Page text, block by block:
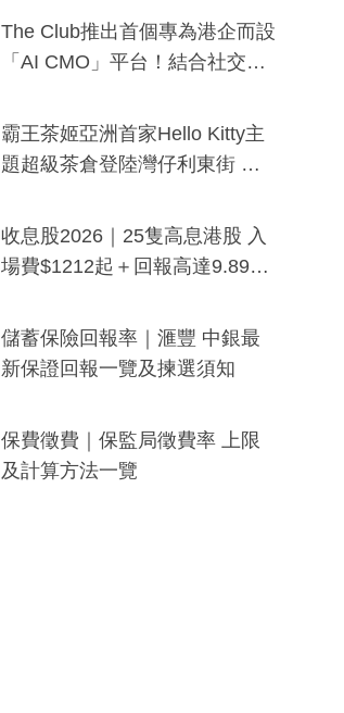
The Club推出首個專為港企而設
「AI CMO」平台！結合社交聆
分鐘生成「貼地」宣傳短片
霸王茶姬亞洲首家Hello Kitty主
題超級茶倉登陸灣仔利東街 推
y及香港限定特調系列
收息股2026｜25隻高息港股 入
場費$1212起＋回報高達9.89
儲蓄保險回報率｜滙豐 中銀最
新保證回報一覽及揀選須知
保費徵費｜保監局徵費率 上限
及計算方法一覽